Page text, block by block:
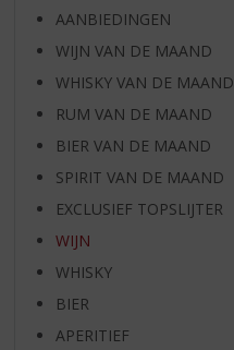
AANBIEDINGEN
WIJN VAN DE MAAND
WHISKY VAN DE MAAND
RUM VAN DE MAAND
BIER VAN DE MAAND
SPIRIT VAN DE MAAND
EXCLUSIEF TOPSLIJTER
WIJN
WHISKY
BIER
APERITIEF